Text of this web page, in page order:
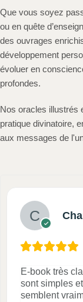
Que vous soyez
ou en quête
des ouvrages
développement
évoluer en
profondes.
Nos oracles illustrés
pratique divinatoire,
aux messages de
E-book très
sont simples
semblent